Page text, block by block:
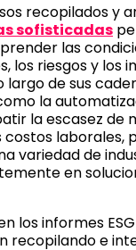
recopilados y
sofisticadas
las
los riesgos y los
largo de sus
la
la escasez de
laborales,
variedad de
en
los informes
recopilando e